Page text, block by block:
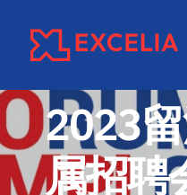
校区介绍
学院
2023
属招聘